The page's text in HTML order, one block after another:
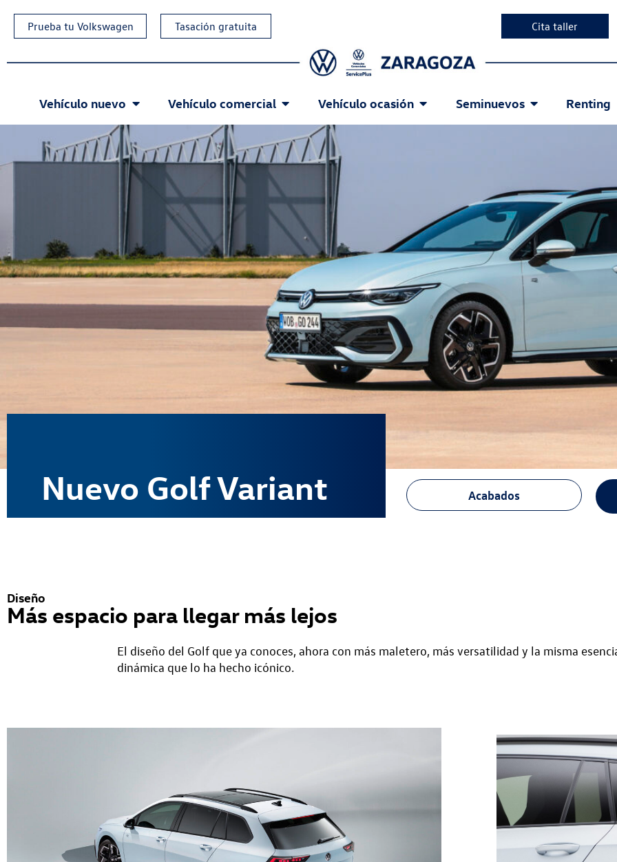
Prueba tu Volkswagen Tasación gratuita Cita taller
Vehículo nuevo Vehículo comercial Vehículo ocasión Seminuevos Renting
Nuevo Golf Variant Acabados
Diseño
Más espacio para llegar más lejos
El diseño del Golf que ya conoces, ahora con más maletero, más versatilidad y la misma
dinámica que lo ha hecho icónico.